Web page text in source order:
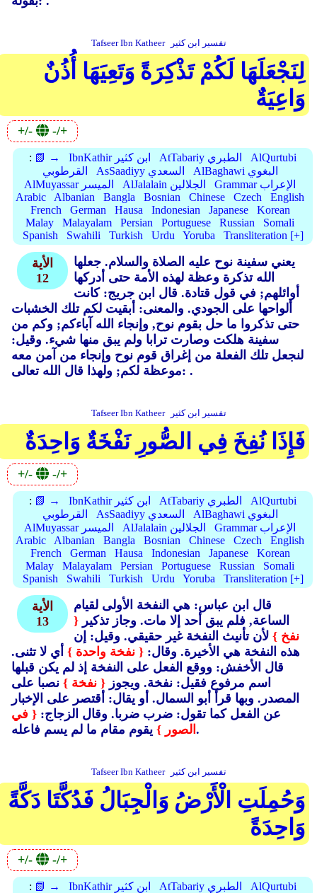
Tafseer Ibn Katheer تفسير ابن كثير
لِنَجْعَلَهَا لَكُمْ تَذْكِرَةً وَتَعِيَهَا أُذُنٌ
وَاعِيَةٌ
+/- -/+
: 📗 → IbnKathir ابن كثير AtTabariy الطبري
AlQurtubi
القرطوبي
AsSaadiyy السعدي
AlBaghawi البغوي
AlMuyassar الميسر
AlJalalain الجلالين
Grammar الإعراب
Arabic
Albanian Bangla Bosnian Chinese Czech
English
French
German Hausa Indonesian Japanese
Korean
Malay
Malayalam Persian Portuguese Russian
Somali
Spanish
Swahili Turkish Urdu Yoruba Transliteration [+]
الأية
12
يعني سفينة نوح عليه الصلاة والسلام. جعلها
الله تذكرة وعظة لهذه الأمة حتى أدركها
أوائلهم; في قول قتادة. قال ابن جريج: كانت
ألواحها على الجودي. والمعنى: أبقيت لكم تلك الخشبات
حتى تذكروا ما حل بقوم نوح, وإنجاء الله آباءكم; وكم من
سفينة هلكت وصارت ترابا ولم يبق منها شيء. وقيل:
لنجعل تلك الفعلة من إغراق قوم نوح وإنجاء من آمن معه
موعظة لكم; ولهذا قال الله تعالى: .
Tafseer Ibn Katheer تفسير ابن كثير
فَإِذَا نُفِخَ فِي الصُّورِ نَفْخَةٌ وَاحِدَةٌ
+/- -/+
: 📗 → IbnKathir ابن كثير AtTabariy الطبري
AlQurtubi
القرطوبي
AsSaadiyy السعدي
AlBaghawi البغوي
AlMuyassar الميسر
AlJalalain الجلالين
Grammar الإعراب
Arabic
Albanian Bangla Bosnian Chinese Czech
English
French
German Hausa Indonesian Japanese
Korean
Malay
Malayalam Persian Portuguese Russian
Somali
Spanish
Swahili Turkish Urdu Yoruba Transliteration [+]
الأية
13
قال ابن عباس: هي النفخة الأولى لقيام
الساعة, فلم يبق أحد إلا مات. وجاز تذكير {
نفخ } لأن تأنيث النفخة غير حقيقي. وقيل: إن
هذه النفخة هي الأخيرة. وقال: { نفخة واحدة } أي لا تثنى.
قال الأخفش: ووقع الفعل على النفخة إذ لم يكن قبلها
اسم مرفوع فقيل: نفخة. ويجوز { نفخة } نصبا على
المصدر. وبها قرأ أبو السمال. أو يقال: أقتصر على الإخبار
عن الفعل كما تقول: ضرب ضربا. وقال الزجاج: { في
الصور } يقوم مقام ما لم يسم فاعله.
Tafseer Ibn Katheer تفسير ابن كثير
وَحُمِلَتِ الْأَرْضُ وَالْجِبَالُ فَدُكَّتَا دَكَّةً
وَاحِدَةً
+/- -/+
: 📗 → IbnKathir ابن كثير AtTabariy الطبري
AlQurtubi